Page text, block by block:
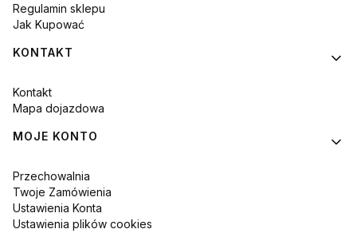
Regulamin sklepu
Jak Kupować
KONTAKT
Kontakt
Mapa dojazdowa
MOJE KONTO
Przechowalnia
Twoje Zamówienia
Ustawienia Konta
Ustawienia plików cookies